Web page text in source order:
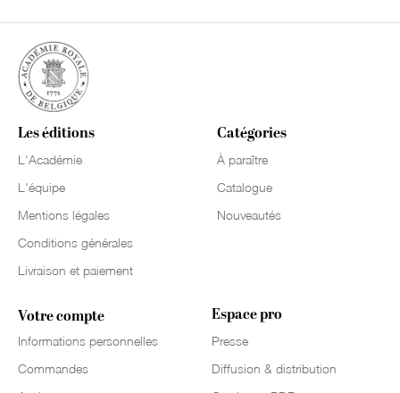
Les éditions
L'Académie
L'équipe
Mentions légales
Conditions générales
Livraison et paiement
Catégories
À paraître
Catalogue
Nouveautés
Votre compte
Informations personnelles
Commandes
Espace pro
Presse
Diffusion & distribution